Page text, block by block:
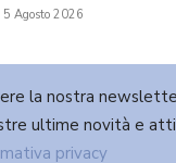
5 Agosto 2026
la nostra
ultime novità e
privacy